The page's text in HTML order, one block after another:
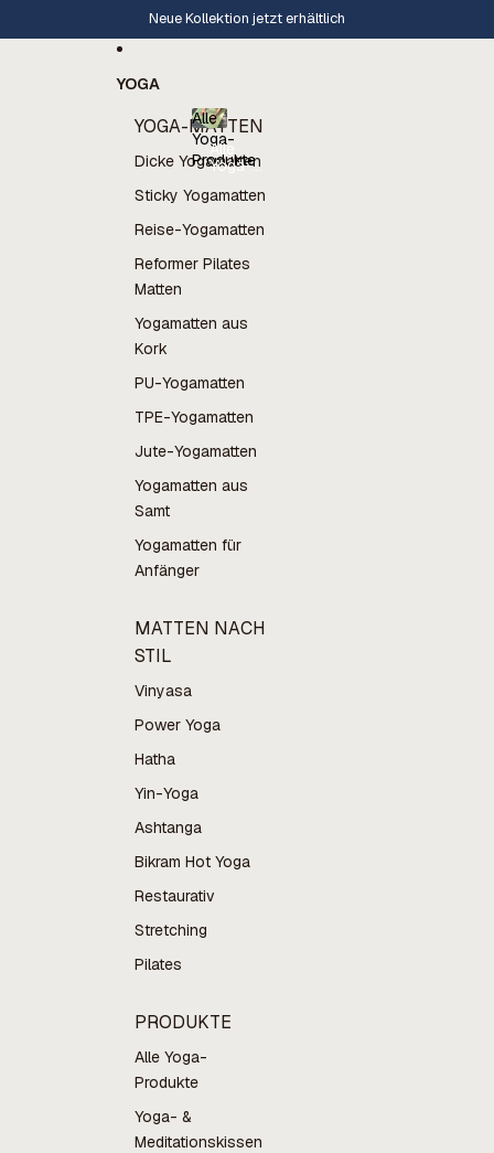
Bewertung 4,8⭐️ auf Trustpilot
YOGA
YOGA-MATTEN
Dicke Yogamatten
Sticky Yogamatten
Reise-Yogamatten
Reformer Pilates
Matten
Yogamatten aus
Kork
PU-Yogamatten
TPE-Yogamatten
Jute-Yogamatten
Yogamatten aus
Samt
Yogamatten für
Anfänger
MATTEN NACH
STIL
Vinyasa
Power Yoga
Hatha
Yin-Yoga
Ashtanga
Bikram Hot Yoga
Restaurativ
Stretching
Pilates
PRODUKTE
Alle Yoga-
Produkte
Yoga- &
Meditationskissen
Alle
Yoga-
Produkte
Alle
Yoga-